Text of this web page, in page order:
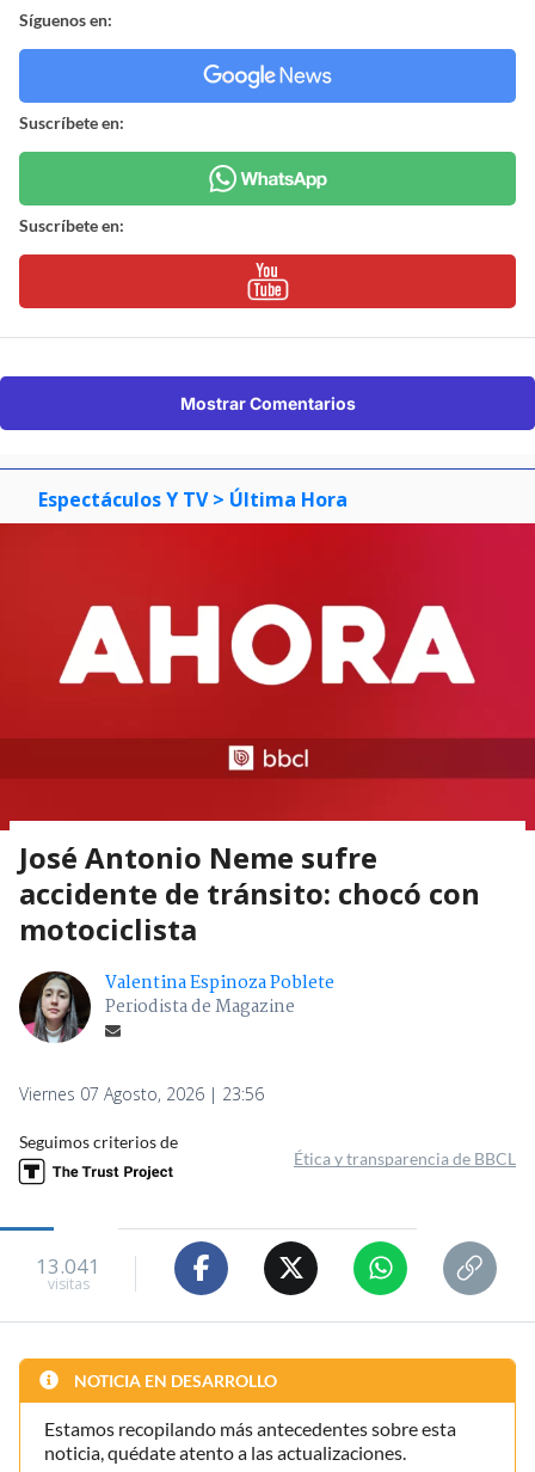
Síguenos en:
Suscríbete en:
Suscríbete en:
Mostrar Comentarios
Espectáculos Y TV > Última Hora
José Antonio Neme sufre
accidente de tránsito: chocó con
motociclista
Valentina Espinoza Poblete
Periodista de Magazine
Viernes 07 Agosto, 2026 | 23:56
Seguimos criterios de
Ética y transparencia de BBCL
13.041
visitas
NOTICIA EN DESARROLLO
Estamos recopilando más antecedentes sobre esta
noticia, quédate atento a las actualizaciones.